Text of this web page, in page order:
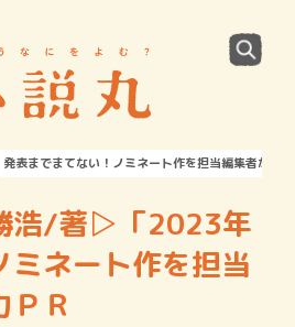
発表までまてない！ノミネート作を担当編集者が全
浩/著▷「2023年
ミネート作を担当
Ｒ